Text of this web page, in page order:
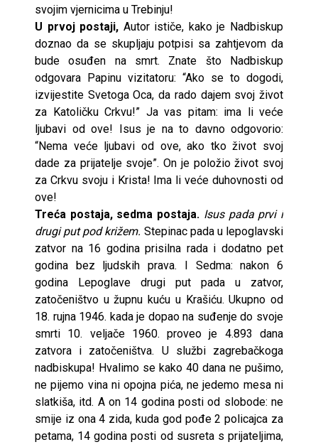
svojim vjernicima u Trebinju!
U prvoj postaji, Autor ističe, kako je Nadbiskup
doznao da se skupljaju potpisi sa zahtjevom da
bude osuđen na smrt. Znate što Nadbiskup
odgovara Papinu vizitatoru: “Ako se to dogodi,
izvijestite Svetoga Oca, da rado dajem svoj život
za Katoličku Crkvu!” Ja vas pitam: ima li veće
ljubavi od ove! Isus je na to davno odgovorio:
“Nema veće ljubavi od ove, ako tko život svoj
dade za prijatelje svoje”. On je položio život svoj
za Crkvu svoju i Krista! Ima li veće duhovnosti od
ove!
Treća postaja, sedma postaja. Isus pada prvi i
drugi put pod križem. Stepinac pada u lepoglavski
zatvor na 16 godina prisilna rada i dodatno pet
godina bez ljudskih prava. I Sedma: nakon 6
godina Lepoglave drugi put pada u zatvor,
zatočeništvo u župnu kuću u Krašiću. Ukupno od
18. rujna 1946. kada je dopao na suđenje do svoje
smrti 10. veljače 1960. proveo je 4.893 dana
zatvora i zatočeništva. U službi zagrebačkoga
nadbiskupa! Hvalimo se kako 40 dana ne pušimo,
ne pijemo vina ni opojna pića, ne jedemo mesa ni
slatkiša, itd. A on 14 godina posti od slobode: ne
smije iz ona 4 zida, kuda god pođe 2 policajca za
petama, 14 godina posti od susreta s prijateljima,